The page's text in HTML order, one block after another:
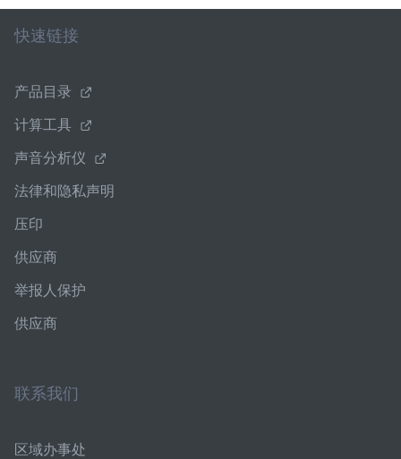
快速链接
产品目录
计算工具
声音分析仪
法律和隐私声明
压印
供应商
举报人保护
供应商
联系我们
区域办事处